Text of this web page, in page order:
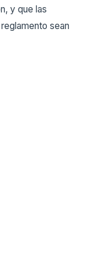
y que las
sean